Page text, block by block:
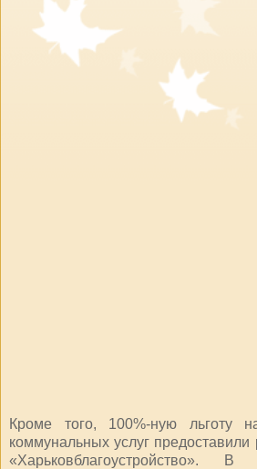
Кроме того, 100%-ную льготу
коммунальных услуг предоставили
«Харьковблагоустройство». В